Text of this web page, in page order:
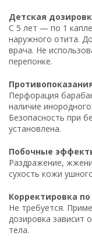
Детская
С 5 лет — по 1
наружного отита.
врача. Не
перепонке.
Перфорация
наличие
Безопасность при
установлена.
Побочные
Раздражение,
сухость кожи
Корректировка
Не требуется.
дозировка зависит
тела.